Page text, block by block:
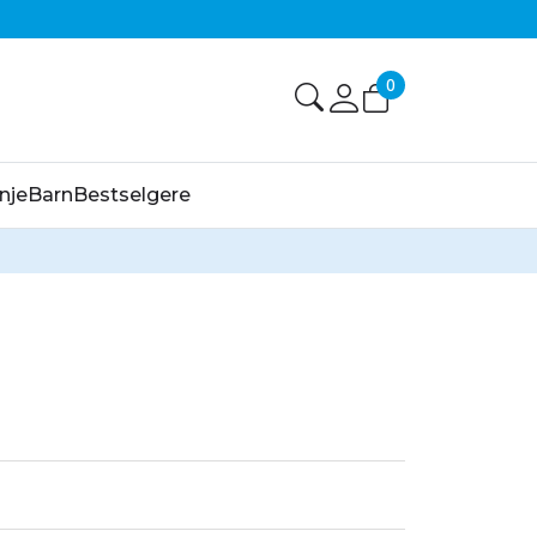
0
BarnBestselgere